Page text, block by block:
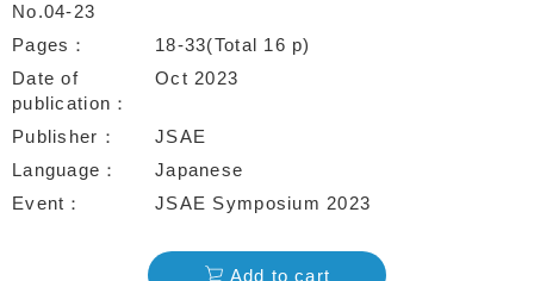
No.04-23
Pages
18-33(Total 16 p)
Date of
publication
Oct 2023
Publisher
JSAE
Language
Japanese
Event
JSAE Symposium 2023
Add to cart